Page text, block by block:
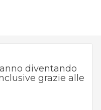
diventando
grazie alle